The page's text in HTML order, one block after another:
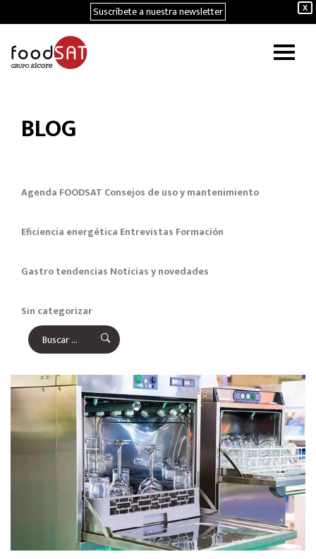
X
Suscríbete a nuestra newsletter
BLOG
Agenda FOODSAT Consejos de uso y mantenimiento
Eficiencia energética Entrevistas Formación
Gastro tendencias Noticias y novedades
Sin categorizar